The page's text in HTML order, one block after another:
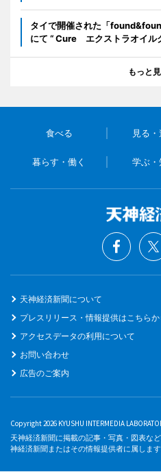
タイで開催された「
にて “ Cure エクストラオイル
もっと
食べる 見る
暮らす・働く 学ぶ・
天神経済新聞について
プレスリリース・情報提供はこちらか
アクセスデータの利用について
お問い合わせ
広告のご案内
Copyright 2026 KYUSHU INTERMEDIA
天神経済新聞に掲載の記事・写真・図表な
神経済新聞またはその情報提供者に属します